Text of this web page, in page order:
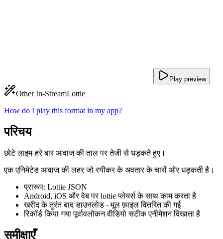
Play preview
Other In-StreamLottie
How do I play this format in my app?
परिचय
छोटे लाइम-हरे बार आवाज की ताल पर तेजी से धड़कते हुए।
एक एनिमेटेड आवाज की लहर जो स्पीकर के अवतार के चारों ओर धड़कती है।
प्रारूप: Lottie JSON
Android, iOS और वेब पर lottie प्लेयर्स के साथ काम करता है
खरीद के तुरंत बाद डाउनलोड - मूल फ़ाइल वितरित की गई
रिकॉर्ड किया गया पूर्वावलोकन वीडियो सटीक एनीमेशन दिखाता है
समीक्षाएँ